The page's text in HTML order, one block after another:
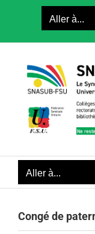
Aller à...
Aller à...
Congé de